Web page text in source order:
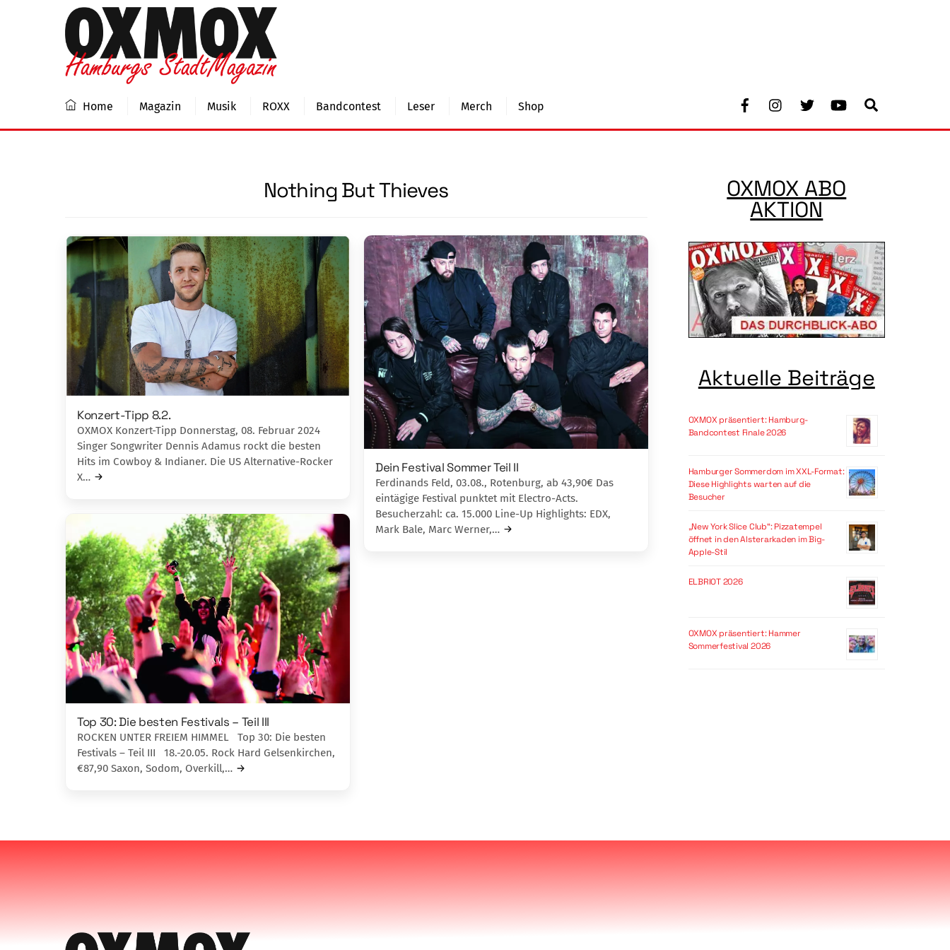
Facebook Youtube
Home Magazin Musik ROXX Bandcontest Leser Merch Shop
Nothing But Thieves
Konzert-Tipp 8.2.
OXMOX Konzert-Tipp Donnerstag, 08. Februar 2024
Singer Songwriter Dennis Adamus rockt die besten
Hits im Cowboy & Indianer. Die US Alternative-Rocker
X…
Dein Festival Sommer Teil II
Ferdinands Feld, 03.08., Rotenburg, ab 43,90€ Das
eintägige Festival punktet mit Electro-Acts.
Besucherzahl: ca. 15.000 Line-Up Highlights: EDX,
Mark Bale, Marc Werner,…
Top 30: Die besten Festivals – Teil III
ROCKEN UNTER FREIEM HIMMEL Top 30: Die besten
Festivals – Teil III 18.-20.05. Rock Hard Gelsenkirchen,
€87,90 Saxon, Sodom, Overkill,…
OXMOX ABO
AKTION
Aktuelle Beiträge
OXMOX präsentiert: Hamburg-
Bandcontest Finale 2026
Hamburger Sommerdom im XXL-Format:
Diese Highlights warten auf die
Besucher
„New York Slice Club“: Pizzatempel
öffnet in den Alsterarkaden im Big-
Apple-Stil
ELBRIOT 2026
OXMOX präsentiert: Hammer
Sommerfestival 2026